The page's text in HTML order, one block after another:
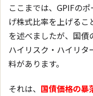
ここまでは、GPIFの
げ株式比率を上げるこ
を述べましたが、国債
ハイリスク・ハイリタ
料があります。
それは、 国債価格の暴